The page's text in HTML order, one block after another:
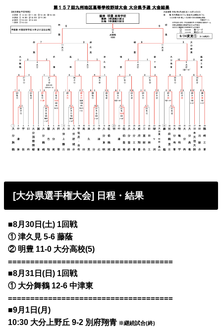
[大分県選手権大会] 日程・結果
■8月30日(土) 1回戦
① 津久見 5-6 藤蔭
② 明豊 11-0 大分高校(5)
=====================================
■8月31日(日) 1回戦
① 大分舞鶴 12-6 中津東
=====================================
■9月1日(月)
10:30 大分上野丘 9-2 別府翔青 ※継続試合(終)